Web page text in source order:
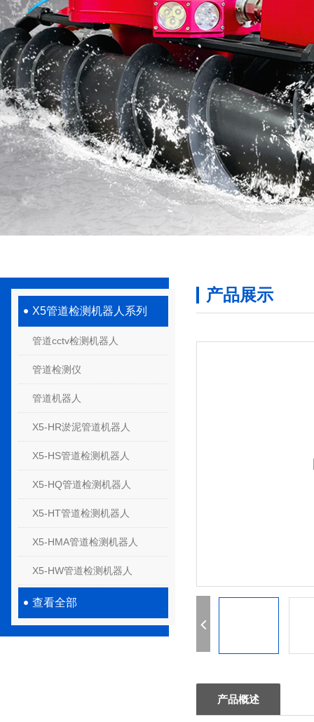
X5管道检测机器人系列
管道cctv检测机器人
管道检测仪
管道机器人
X5-HR淤泥管道机器人
X5-HS管道检测机器人
X5-HQ管道检测机器人
X5-HT管道检测机器人
X5-HMA管道检测机器人
X5-HW管道检测机器人
查看全部
产品展示
产品概述